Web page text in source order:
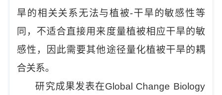
旱的相关关系无法与植被-干旱的敏感性等
同，不适合直接用来度量植被相应干旱的敏
感性，因此需要其他途径量化植被干旱的耦
合关系。
研究成果发表在Global Change Biology